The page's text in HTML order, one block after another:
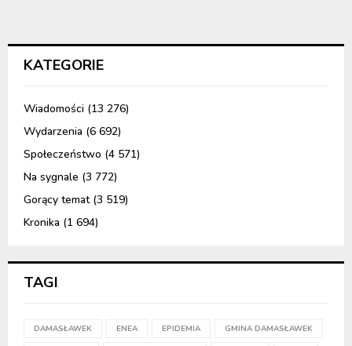
KATEGORIE
Wiadomości (13 276)
Wydarzenia (6 692)
Społeczeństwo (4 571)
Na sygnale (3 772)
Gorący temat(3 519)
Kronika (1 694)
TAGI
DAMASŁAWEK ENEA EPIDEMIA GMINA DAMASŁAWEK